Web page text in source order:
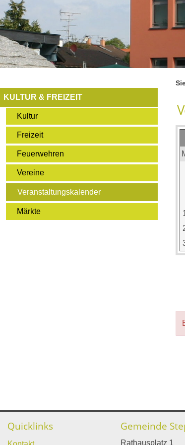
KULTUR & FREIZEIT
Kultur
Freizeit
Feuerwehren
Vereine
Veranstaltungskalender
Märkte
Quicklinks Gemeinde
Rathausplatz 1